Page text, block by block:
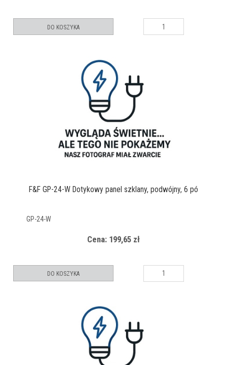
DO KOSZYKA
F&F GP-24-W Dotykowy panel szklany, podwójny, 6 pó
GP-24-W
Cena: 199,65 zł
DO KOSZYKA